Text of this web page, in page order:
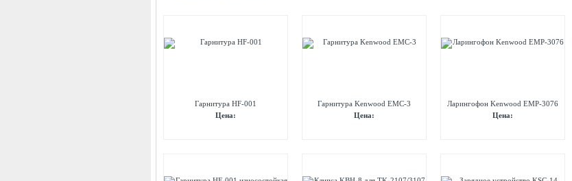
Гарнитура HF-001
Цена:
Гарнитура Kenwood EMC-3
Цена:
Ларингофон Kenwood EMP-3076
Цена: